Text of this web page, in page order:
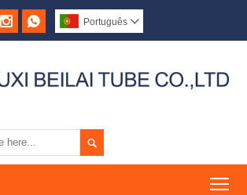
  Português 
